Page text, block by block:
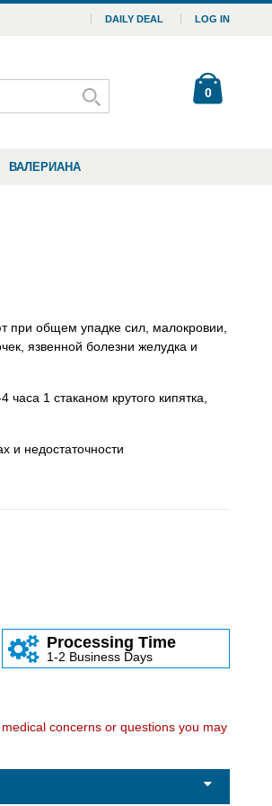
DAILY DEAL LOG IN
0
ВАЛЕРИАНА
при общем упадке сил, малокровии,
язвенной болезни желудка и
1 стаканом крутого кипятка,
и недостаточности
Processing Time
1-2 Business Days
concerns or questions you may